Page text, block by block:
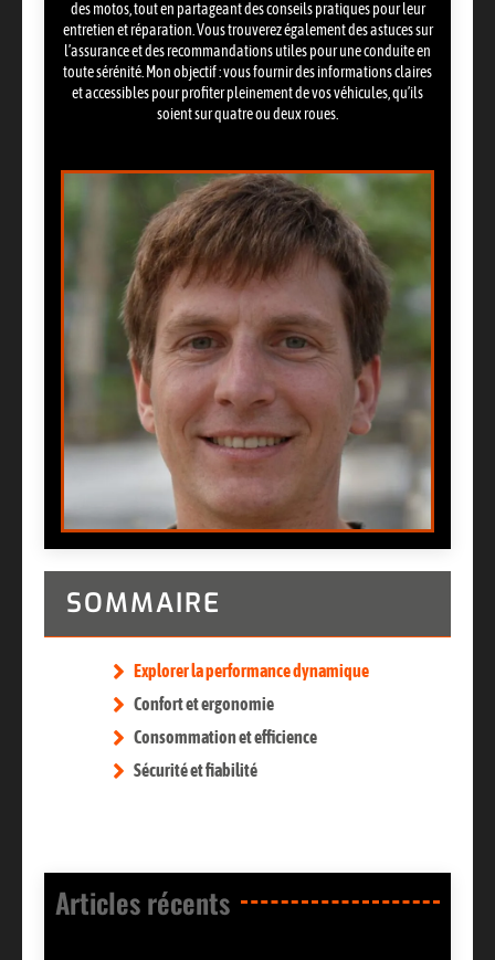
des motos, tout en partageant des conseils pratiques pour leur
entretien et réparation. Vous trouverez également des astuces sur
l’assurance et des recommandations utiles pour une conduite en
toute sérénité. Mon objectif : vous fournir des informations claires
et accessibles pour profiter pleinement de vos véhicules, qu’ils
soient sur quatre ou deux roues.
SOMMAIRE
Explorer la performance dynamique
Confort et ergonomie
Consommation et efficience
Sécurité et fiabilité
Articles récents​